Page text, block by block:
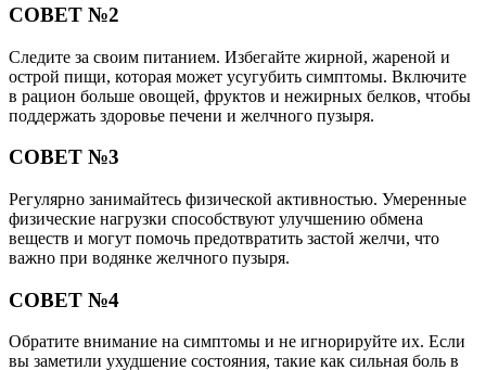
СОВЕТ №2
Следите за своим питанием. Избегайте жирной, жареной и
острой пищи, которая может усугубить симптомы. Включите
в рацион больше овощей, фруктов и нежирных белков, чтобы
поддержать здоровье печени и желчного пузыря.
СОВЕТ №3
Регулярно занимайтесь физической активностью. Умеренные
физические нагрузки способствуют улучшению обмена
веществ и могут помочь предотвратить застой желчи, что
важно при водянке желчного пузыря.
СОВЕТ №4
Обратите внимание на симптомы и не игнорируйте их. Если
вы заметили ухудшение состояния, такие как сильная боль в